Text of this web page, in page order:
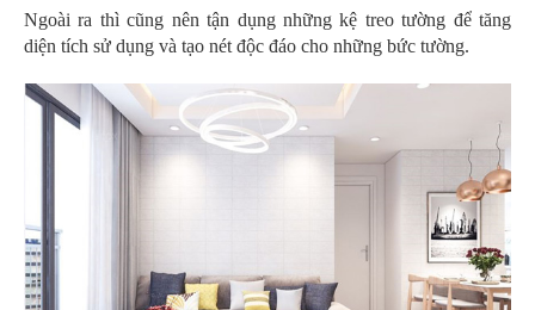
Ngoài ra thì cũng nên tận dụng những kệ treo tường để tăng
diện tích sử dụng và tạo nét độc đáo cho những bức tường.